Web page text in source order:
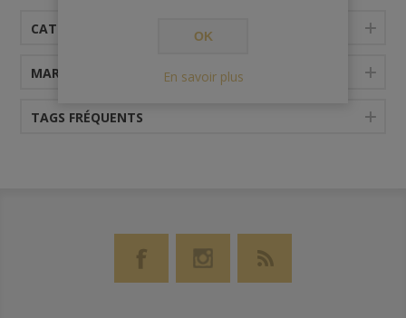
CATÉGORIES
MARQUES
TAGS FRÉQUENTS
OK
En savoir plus